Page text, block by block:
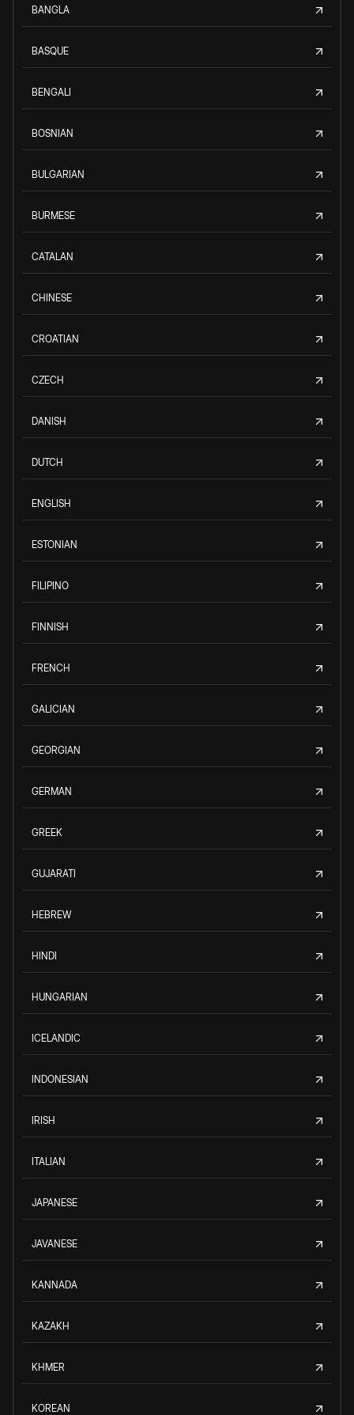
BANGLA
BASQUE
BENGALI
BOSNIAN
BULGARIAN
BURMESE
CATALAN
CHINESE
CROATIAN
CZECH
DANISH
DUTCH
ENGLISH
ESTONIAN
FILIPINO
FINNISH
FRENCH
GALICIAN
GEORGIAN
GERMAN
GREEK
GUJARATI
HEBREW
HINDI
HUNGARIAN
ICELANDIC
INDONESIAN
IRISH
ITALIAN
JAPANESE
JAVANESE
KANNADA
KAZAKH
KHMER
KOREAN